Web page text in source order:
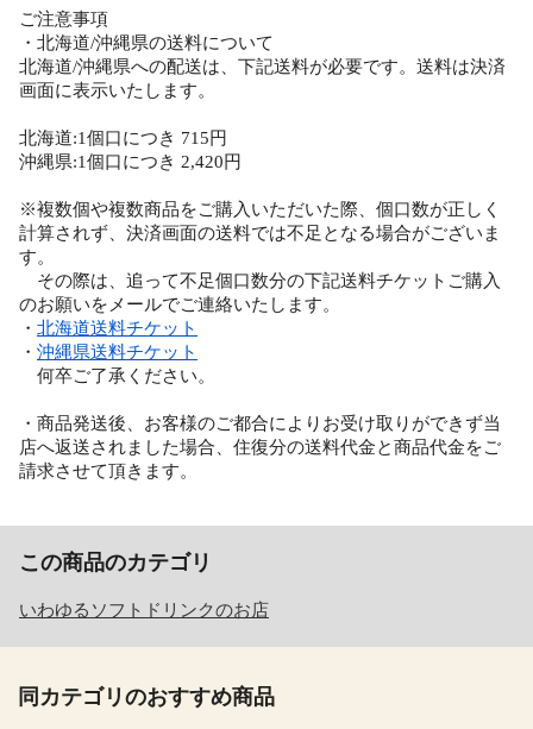
ご注意事項
・北海道/沖縄県の送料について
北海道/沖縄県への配送は、下記送料が必要です。送料は決済
画面に表示いたします。
北海道:1個口につき 715円
沖縄県:1個口につき 2,420円
※複数個や複数商品をご購入いただいた際、個口数が正しく
計算されず、決済画面の送料では不足となる場合がございま
す。
その際は、追って不足個口数分の下記送料チケットご購入
のお願いをメールでご連絡いたします。
・ 北海道送料チケット
・ 沖縄県送料チケット
何卒ご了承ください。
・商品発送後、お客様のご都合によりお受け取りができず当
店へ返送されました場合、住復分の送料代金と商品代金をご
請求させて頂きます。
この商品のカテゴリ
いわゆるソフトドリンクのお店
同カテゴリのおすすめ商品